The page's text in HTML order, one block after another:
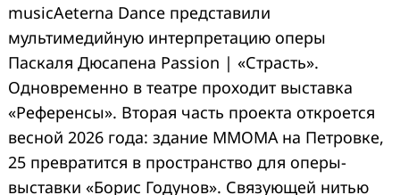
musicAeterna Dance представили
мультимедийную интерпретацию оперы
Паскаля Дюсапена Passion | «Страсть».
Одновременно в театре проходит выставка
«Референсы». Вторая часть проекта откроется
весной 2026 года: здание ММОМА на Петровке,
25 превратится в пространство для оперы-
выставки «Борис Годунов». Связующей нитью